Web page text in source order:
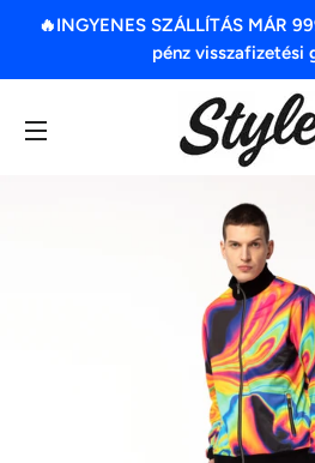
🔥INGYENES SZÁLLÍTÁS MÁR
pénz visszafizetési
OLDAL NAVIGÁCIÓ